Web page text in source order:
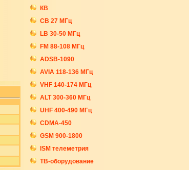
КВ
СB 27 МГц
LB 30-50 МГц
FM 88-108 МГц
ADSB-1090
AVIA 118-136 МГц
VHF 140-174 МГц
ALT 300-360 МГц
UHF 400-490 МГц
CDMA-450
GSM 900-1800
ISM телеметрия
ТВ-оборудование